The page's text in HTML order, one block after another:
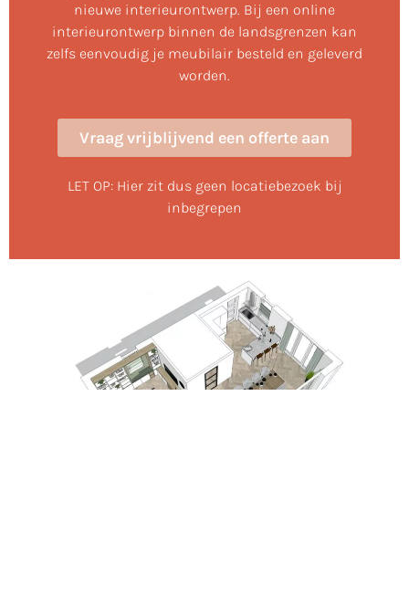
nieuwe interieurontwerp. Bij een online
interieurontwerp binnen de landsgrenzen kan
zelfs eenvoudig je meubilair besteld en geleverd
worden.
Vraag vrijblijvend een offerte aan
LET OP: Hier zit dus geen locatiebezoek bij
inbegrepen